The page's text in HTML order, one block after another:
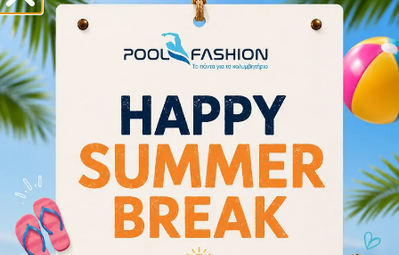
Arena Cobra Edge Swipe Mirror Unisex 006870-
150
100.00
Προσθήκη στο καλάθι